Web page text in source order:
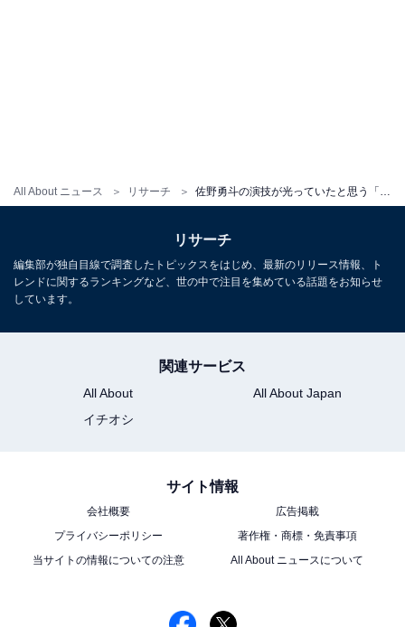
All About ニュース リサーチ
元テレビ局スタッフ
その後、フリーランスの編集・ライターに転身。芸能情報に精通
し、週刊誌、ネットニュースでテレビや芸能人に関するコラムなど
を執筆。編集プロダクション「ゆるま」を立ち上げる。
...続きを読む
る
リサーチ
編集部が独自目線で調査したトピックスをはじめ、最新のリリース情報、ト
レンドに関するランキングなど、世の中で注目を集めている話題をお知らせ
しています。
関連サービス
All About
All About Japan
イチオシ
サイト情報
会社概要
広告掲載
プライバシーポリシー
著作権・商標・免責事項
当サイトの情報についての注意
All About ニュースについて